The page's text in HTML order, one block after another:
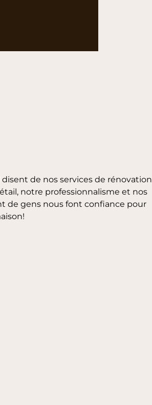
de nos services de rénovation
notre professionnalisme et nos
de gens nous font confiance pour